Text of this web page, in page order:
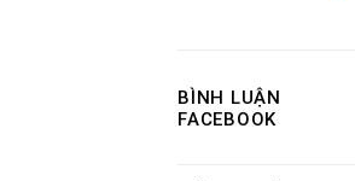
BÌNH LUẬN
FACEBOOK